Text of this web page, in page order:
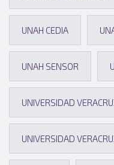
UNAH CEDIA
UNAH SENSOR
UNIVERSIDAD
UNIVERSIDAD